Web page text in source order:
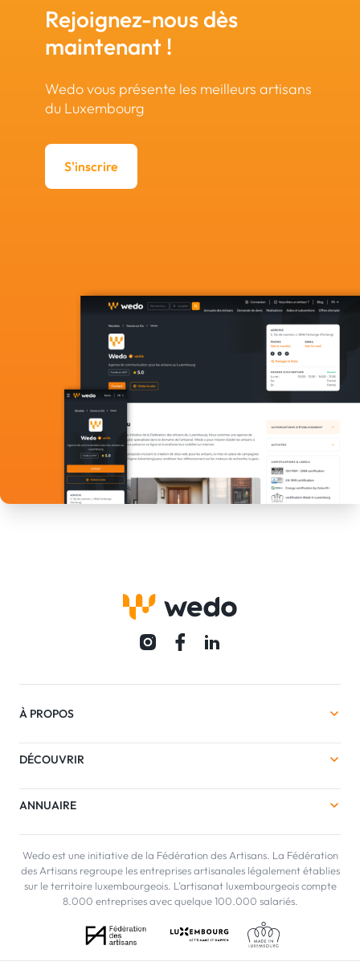
Rejoignez-nous dès
maintenant !
Wedo vous présente les meilleurs artisans
du Luxembourg
S'inscrire
À PROPOS
DÉCOUVRIR
ANNUAIRE
Wedo est une initiative de la Fédération des Artisans. La Fédération
des Artisans regroupe les entreprises artisanales légalement établies
sur le territoire luxembourgeois. L'artisanat luxembourgeois compte
8.000 entreprises avec quelque 100.000 salariés.